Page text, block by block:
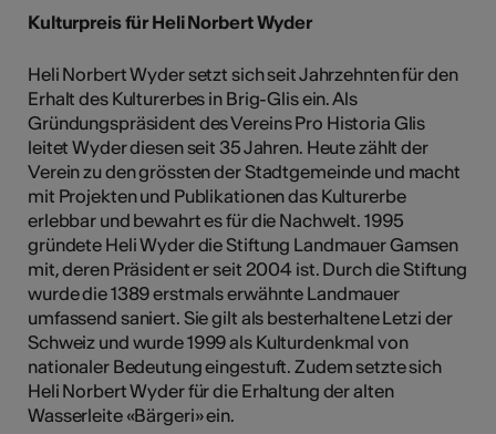
Kulturpreis für Heli Norbert Wyder
Heli Norbert Wyder setzt sich seit Jahrzehnten für den
Erhalt des Kulturerbes in Brig-Glis ein. Als
Gründungspräsident des Vereins Pro Historia Glis
leitet Wyder diesen seit 35 Jahren. Heute zählt der
Verein zu den grössten der Stadtgemeinde und macht
mit Projekten und Publikationen das Kulturerbe
erlebbar und bewahrt es für die Nachwelt. 1995
gründete Heli Wyder die Stiftung Landmauer Gamsen
mit, deren Präsident er seit 2004 ist. Durch die Stiftung
wurde die 1389 erstmals erwähnte Landmauer
umfassend saniert. Sie gilt als besterhaltene Letzi der
Schweiz und wurde 1999 als Kulturdenkmal von
nationaler Bedeutung eingestuft. Zudem setzte sich
Heli Norbert Wyder für die Erhaltung der alten
Wasserleite «Bärgeri» ein.